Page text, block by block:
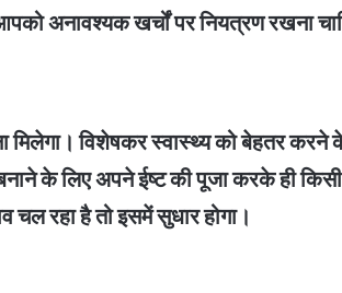
अनावश्यक खर्चों पर नियत्रण रखना
मिलेगा। विशेषकर स्वास्थ्य को बेहतर
बनाने के लिए अपने ईष्ट की पूजा करके ही
चल रहा है तो इसमें सुधार होगा।